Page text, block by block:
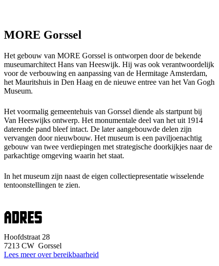
MORE Gorssel
Het gebouw van MORE Gorssel is ontworpen door de bekende
museumarchitect Hans van Heeswijk. Hij was ook verantwoordelijk
voor de verbouwing en aanpassing van de Hermitage Amsterdam,
het Mauritshuis in Den Haag en de nieuwe entree van het Van Gogh
Museum.
Het voormalig gemeentehuis van Gorssel diende als startpunt bij
Van Heeswijks ontwerp. Het monumentale deel van het uit 1914
daterende pand bleef intact. De later aangebouwde delen zijn
vervangen door nieuwbouw. Het museum is een paviljoenachtig
gebouw van twee verdiepingen met strategische doorkijkjes naar de
parkachtige omgeving waarin het staat.
In het museum zijn naast de eigen collectiepresentatie wisselende
tentoonstellingen te zien.
Adres
Hoofdstraat 28
7213 CW Gorssel
Lees meer over bereikbaarheid